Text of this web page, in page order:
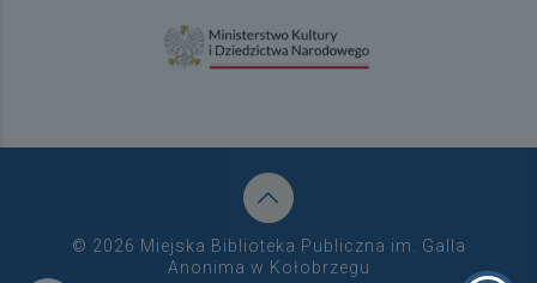
© 2026 Miejska Biblioteka Publiczna im. Galla
Anonima w Kołobrzegu